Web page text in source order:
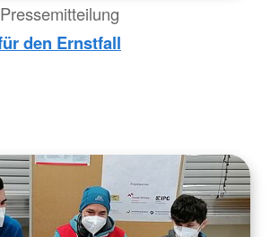
Pressemitteilung
den Ernstfall